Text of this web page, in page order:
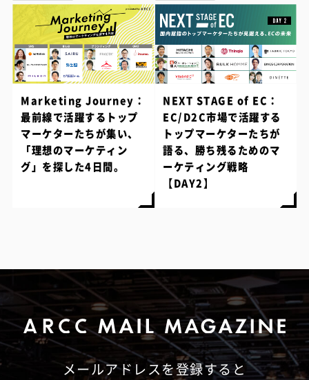
Marketing Journey：
最前線で活躍するトップ
マーケターたちが集い、
「理想のマーケティン
グ」を探した4日間。
NEXT STAGE of EC：
EC/D2C市場で活躍する
トップマーケターたちが
語る、勝ち残るためのマ
ーケティング戦略
【DAY2】
メールアドレスを登録すると